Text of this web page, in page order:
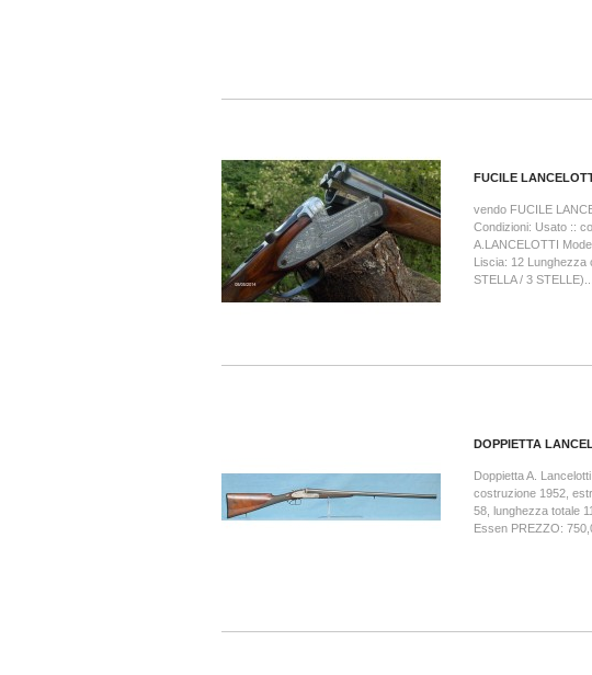
FUCILE
vendo FUCILE
Condizioni: Usato ::
A.LANCELOTTI
Liscia: 12 Lunghezza
STELLA / 3 STELLE)...
DOPPIETTA
Doppietta A.
costruzione 1952,
58, lunghezza totale
Essen PREZZO: